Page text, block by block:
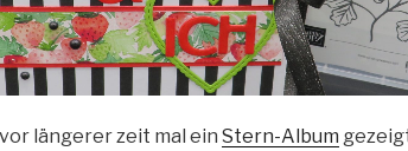
längerer zeit mal ein Stern-Album